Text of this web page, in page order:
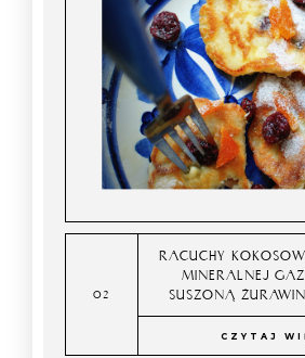
RACUCHY
MINERALNEJ
SUSZONĄ
CZYTAJ